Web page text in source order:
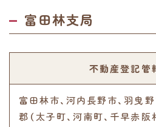
富田林支局
不動産登記管
富田林市、河内長野市、羽曳
郡（太子町、河南町、千早赤阪